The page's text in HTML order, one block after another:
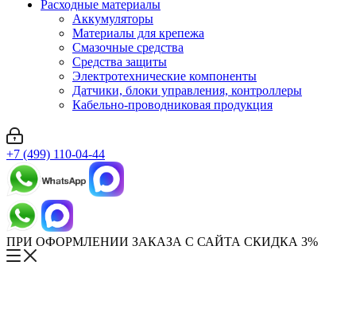
Расходные материалы
Аккумуляторы
Материалы для крепежа
Смазочные средства
Средства защиты
Электротехнические компоненты
Датчики, блоки управления, контроллеры
Кабельно-проводниковая продукция
+7 (499) 110-04-44
ПРИ ОФОРМЛЕНИИ ЗАКАЗА С САЙТА СКИДКА 3%